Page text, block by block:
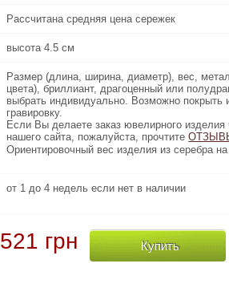
Рассчитана средняя цена сережек
высота 4.5 см
Размер (длина, ширина, диаметр), вес,
цвета), бриллиант, драгоценный или
выбрать индивидуально. Возможно покрыть
гравировку.
Если Вы делаете заказ ювелирного
нашего сайта, пожалуйста, прочтите
Ориентировочный вес изделия из серебра
от 1 до 4 недель если нет в наличии
грн Купить
ширина, диаметр), вес, металл (серебро,
драгоценный или полудрагоценный
выбрать
РОДИЕМ
или
ПОЗОЛОТОЙ
заказ ювелирного изделия через
ОТЗЫВЫ
вес изделия из серебра на 20% меньше